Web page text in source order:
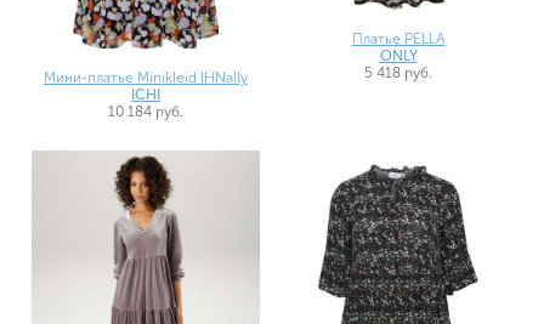
Мини-платье Minikleid IHNally
ICHI
10 184 руб.
Платье PELLA
ONLY
5 418 руб.